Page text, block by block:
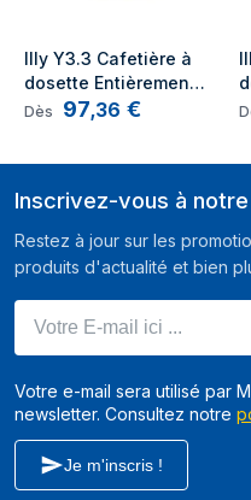
Période de
garantie
2
Multi beverage Oui
Fabrication
d'expresso
Oui
capucccino
Fabrication
d'americano
Oui
Illy Y3.3 Cafetière à
dosette Entièrement
Automatique 0,75L
Dès 97,36 €
Inscrivez-vous à
Restez à jour sur les
produits d'actualité et bien
Votre e-mail sera utilisé par
newsletter. Consultez notre
Je m'inscris !